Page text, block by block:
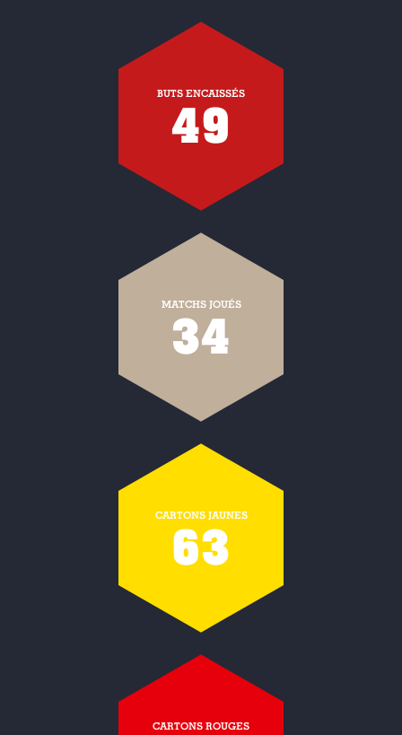
BUTS ENCAISSÉS
49
MATCHS JOUÉS
34
CARTONS JAUNES
63
CARTONS ROUGES